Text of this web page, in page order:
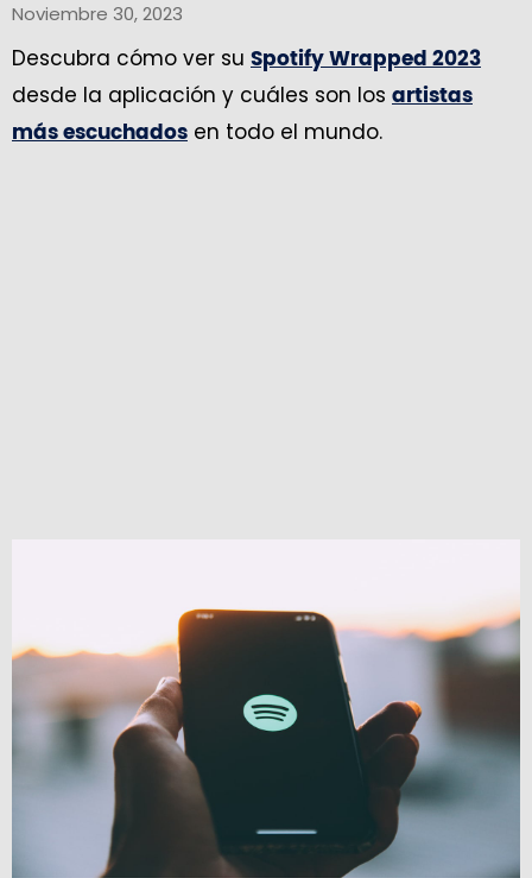
Noviembre 30, 2023
Descubra cómo ver su Spotify Wrapped 2023
desde la aplicación y cuáles son los artistas
más escuchados en todo el mundo.